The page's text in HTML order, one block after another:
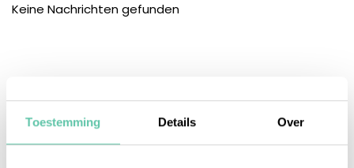
Toestemming Details Over
Keine Nachrichten gefunden